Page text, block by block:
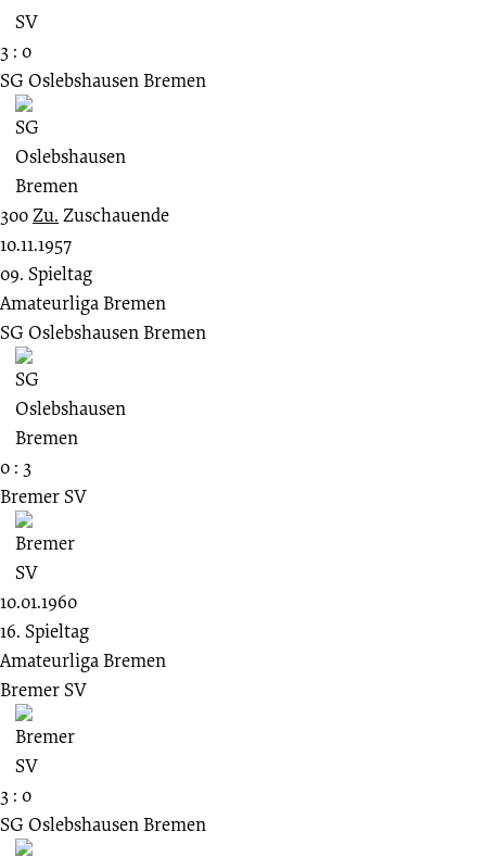
3 : 0
SG Oslebshausen Bremen
300Zu. Zuschauende
10.11.1957
09. Spieltag
Amateurliga Bremen
SG Oslebshausen Bremen
0 : 3
Bremer SV
10.01.1960
16. Spieltag
Amateurliga Bremen
Bremer SV
3 : 0
SG Oslebshausen Bremen